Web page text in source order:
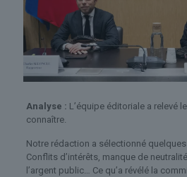
Analyse : L’équipe éditoriale a relevé
connaître.
Notre rédaction a sélectionné
Conflits d’intérêts, manque de
l’argent public… Ce qu’a révélé la